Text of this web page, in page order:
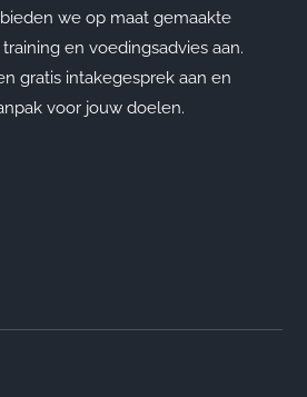
we op maat gemaakte
en voedingsadvies aan.
gratis intakegesprek aan en
voor jouw doelen.